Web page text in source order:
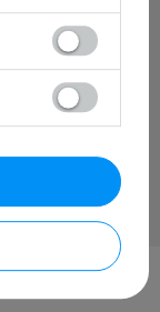
najciekawsze